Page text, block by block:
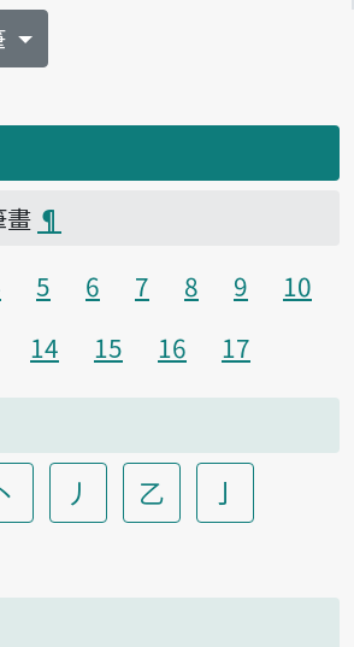
畫 ¶
5 6 7 8 9
10
14 15 16 17
丶 丿 乙 亅